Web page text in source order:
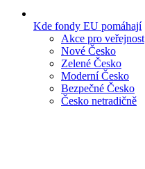
Kde fondy EU pomáhají
Akce pro veřejnost
Nové Česko
Zelené Česko
Moderní Česko
Bezpečné Česko
Česko netradičně